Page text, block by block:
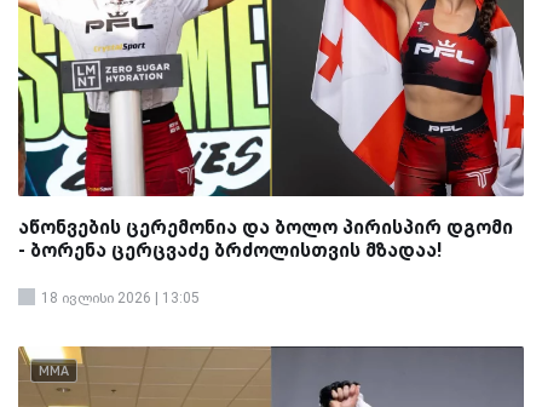
აწონვების ცერემონია და ბოლო პირისპირ დგომი
- ბორენა ცერცვაძე ბრძოლისთვის მზადაა!
18 ივლისი 2026 | 13:05
MMA